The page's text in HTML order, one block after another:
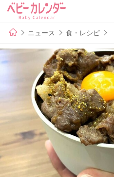
ニュース 食・レシピ